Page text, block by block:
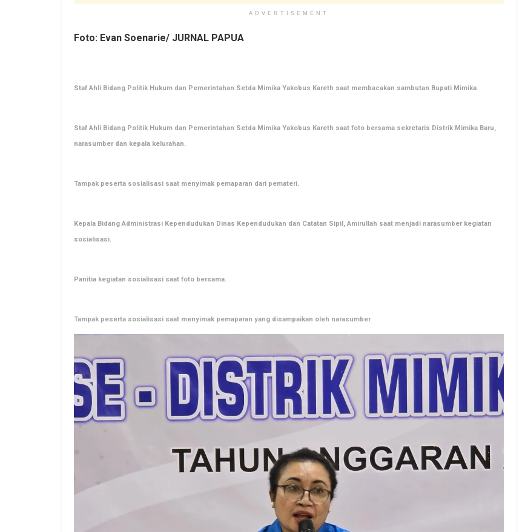
ADVERTISEMENT
Foto: Evan Soenarie/ JURNAL PAPUA
Staf Ahli Bidang Politik Hukum dan Pemerintahan Setda Mimika Yakobus Kareth saat membacakan sambutan Bupati Mimika.
Staf Ahli Bidang Politik Hukum dan Pemerintahan Setda Mimika Yakobus Kareth saat foto bersama sekretaris Distrik Mimika Baru,
narasumber dan kepala kelurahan.
Tampak peserta sosialisasi saat menyimak pemaparan dari pemateri.
Kepala Bidang Administrasi Kependudukan Dinas Kependudukan dan Catatan Sipil, Amirullah saat menjadi narasumber kegiatan
sosialisasi.
Panitia kegiatan sosialisasi saat foto bersama.
Tampak peserta sosialisasi saat menyimak pemaparan yang disampaikan oleh narasumber.